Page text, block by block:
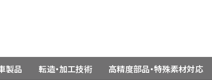
製品 転造・加工技術
高精度部品・特殊素材対応